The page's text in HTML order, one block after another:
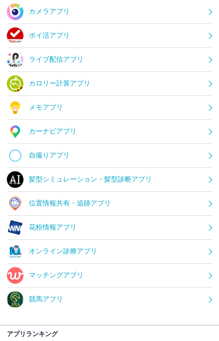
カメラアプリ
ポイ活アプリ
ライブ配信アプリ
カロリー計算アプリ
メモアプリ
カーナビアプリ
自撮りアプリ
髪型シミュレーション・髪型診断アプリ
位置情報共有・追跡アプリ
花粉情報アプリ
オンライン診療アプリ
マッチングアプリ
競馬アプリ
アプリランキング